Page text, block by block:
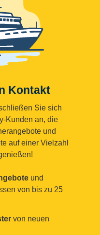
Kontakt
Sie sich
Kunden an, die
und
auf einer Vielzahl
und
von bis zu 25
von neuen